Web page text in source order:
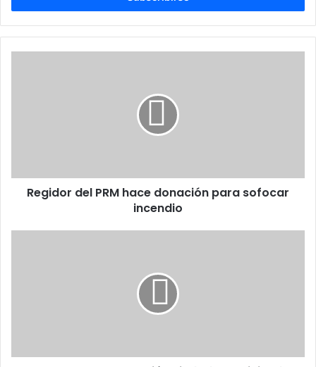
Regidor del PRM hace donación para sofocar
incendio
y